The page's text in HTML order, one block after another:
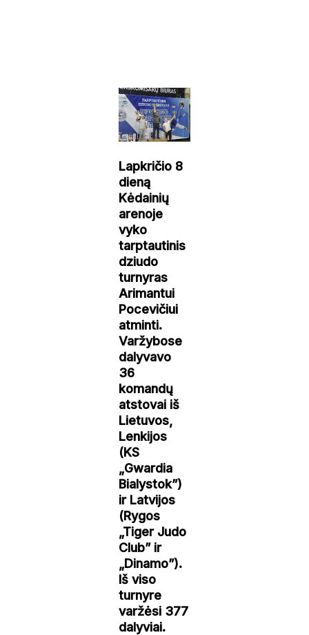
Lapkričio 8
dieną
Kėdainių
arenoje
vyko
tarptautinis
dziudo
turnyras
Arimantui
Pocevičiui
atminti.
Varžybose
dalyvavo
36
komandų
atstovai iš
Lietuvos,
Lenkijos
(KS
„Gwardia
Bialystok”)
ir Latvijos
(Rygos
„Tiger Judo
Club” ir
„Dinamo”).
Iš viso
turnyre
varžėsi 377
dalyviai.